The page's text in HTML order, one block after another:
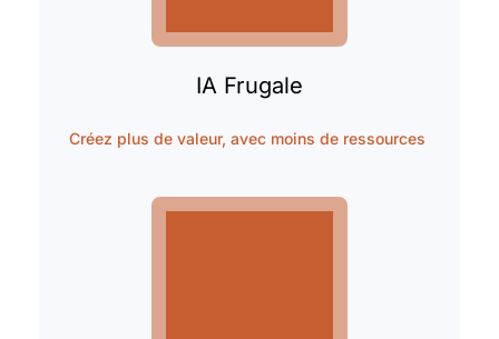
IA Frugale
Créez plus de valeur, avec moins de ressources